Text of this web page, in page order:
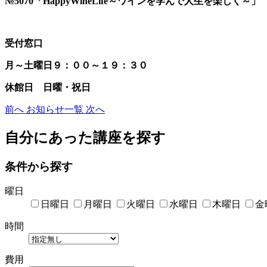
受付窓口
月～土曜日９：００～１９：３０
休館日 日曜・祝日
前へ お知らせ一覧 次へ
自分にあった講座を探す
条件から探す
曜日
日曜日
月曜日 火曜日 水曜日 木曜日 金
時間
費用